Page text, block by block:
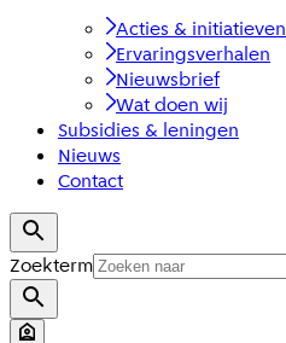
Acties & initiatieven
Ervaringsverhalen
Nieuwsbrief
Wat doen wij
Subsidies & leningen
Nieuws
Contact
Zoekterm